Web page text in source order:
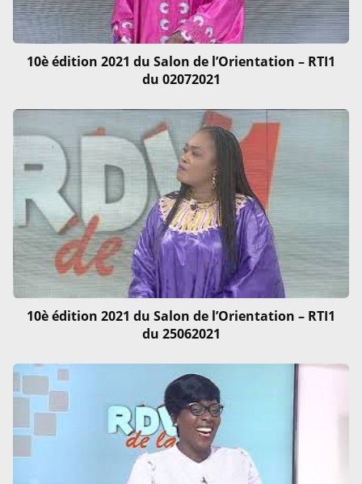
10è édition 2021 du Salon de l’Orientation – RTI1
du 02072021
10è édition 2021 du Salon de l’Orientation – RTI1
du 25062021